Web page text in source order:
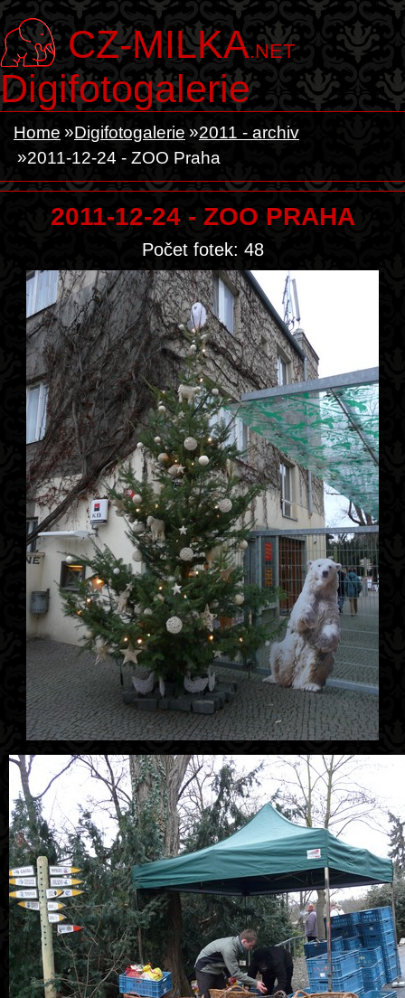
CZ-MILKA.NET
Digifotogalerie
Home Digifotogalerie
2011 - archiv
2011-12-24 - ZOO Praha
2011-12-24 - ZOO PRAHA
Počet fotek: 48